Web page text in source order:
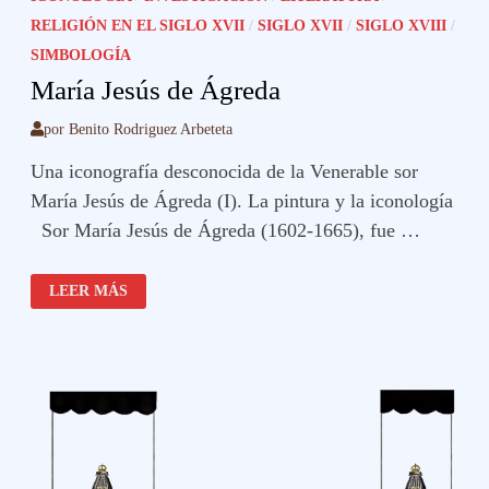
RELIGIÓN EN EL SIGLO XVII /SIGLO XVII /SIGLO XVIII /
SIMBOLOGÍA
María Jesús de Ágreda
porBenito Rodriguez Arbeteta
Una iconografía desconocida de la Venerable sor
María Jesús de Ágreda (I). La pintura y la iconología
Sor María Jesús de Ágreda (1602-1665), fue …
MARÍA
JESÚS
DE
LEER MÁS